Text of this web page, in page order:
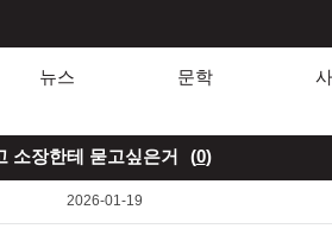
뉴스 문학
소장한테 묻고싶은거 (0)
2026-01-19